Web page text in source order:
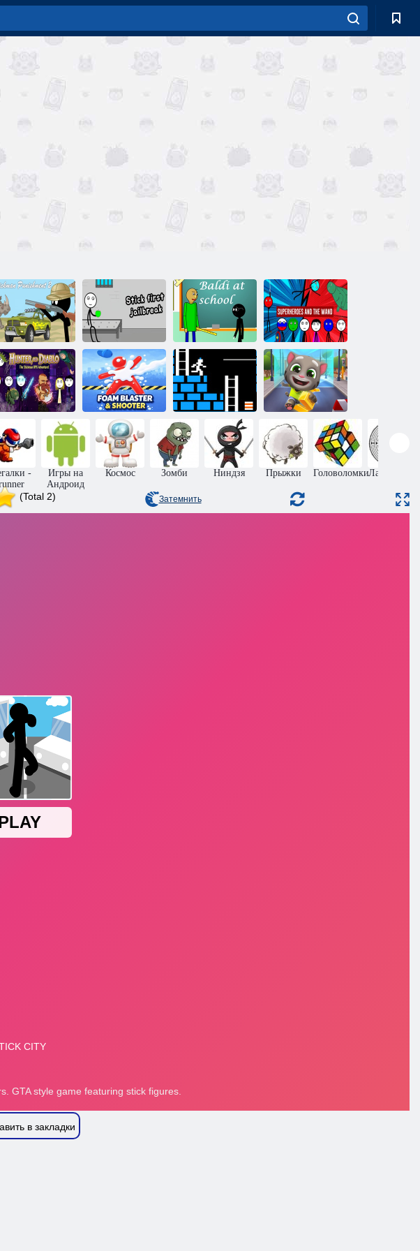
Наказание
Стикмена 2
Стикмен
Первый побег
из тюрьмы
Балди в школе
Супергерои и
волшебная
палочка
Охотник и
Стрельба пеной
Бегун за
кладом
Говорящий кот
Том: Золотой
бег онлайн
-
Игры на
Андроид
Космос Зомби Ниндзя Прыжки ГоловоломкиЛабиринты
(Total 2) Затемнить
в закладки